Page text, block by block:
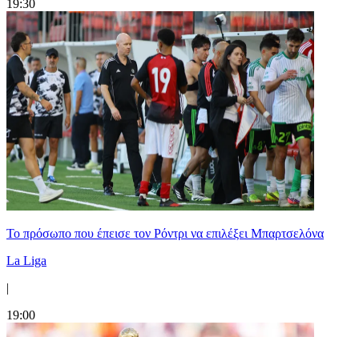
19:30
Το πρόσωπο που έπεισε τον Ρόντρι να επιλέξει Μπαρτσελόνα
La Liga
|
19:00